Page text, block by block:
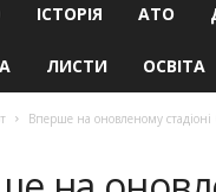
ІСТОРІЯ АТО
ЛИСТИ ОСВІТА
Вперше на оновленому стадіоні